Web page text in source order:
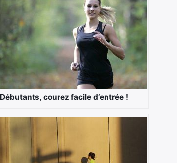
Débutants, courez facile d’entrée !